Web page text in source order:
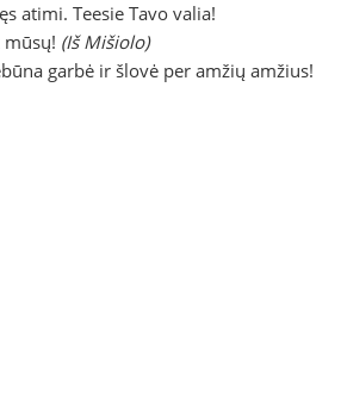
atimi. Teesie Tavo valia!
mūsų! (Iš Mišiolo)
garbė ir šlovė per amžių amžius!